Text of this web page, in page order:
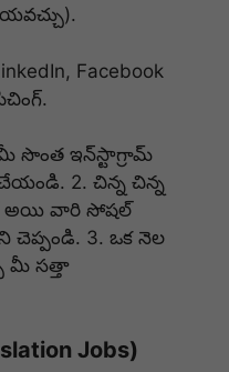
Facebook
సొంత ఇన్‌స్టాగ్రామ్
2. చిన్న చిన్న
అయి వారి సోషల్
3. ఒక నెల
మీ సత్తా
Jobs)